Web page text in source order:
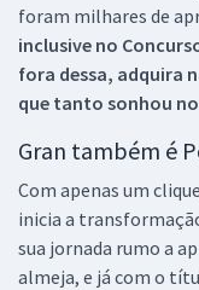
foram milhares de
inclusive no
fora dessa, adquira
que tanto sonhou
Gran também é
Com apenas um
inicia a
sua jornada rumo a
almeja, e já com o